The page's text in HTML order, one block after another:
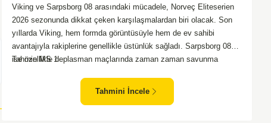
Viking ve Sarpsborg 08 arasındaki mücadele, Norveç Eliteserien
2026 sezonunda dikkat çeken karşılaşmalardan biri olacak. Son
yıllarda Viking, hem formda görüntüsüyle hem de ev sahibi
avantajıyla rakiplerine genellikle üstünlük sağladı. Sarpsborg 08
ise özellikle deplasman maçlarında zaman zaman savunma
sahasında kontrollü oynaması, onları favori yapıyor. Sarpsborg'un
Tahmin MS 1
Tahmini İncele